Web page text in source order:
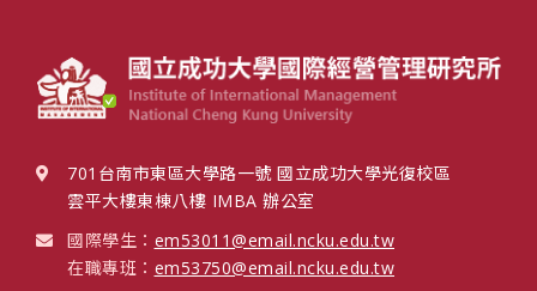
701台南市東區大學路一號 國立成功大學光復校區
雲平大樓東棟八樓 IMBA 辦公室
國際學生： em53011@email.ncku.edu.tw
在職專班： em53750@email.ncku.edu.tw